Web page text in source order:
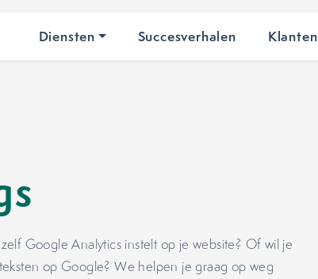
Diensten Succesverhalen Klanten
Google Analytics instelt op je website? Of wil je
op Google? We helpen je graag op weg